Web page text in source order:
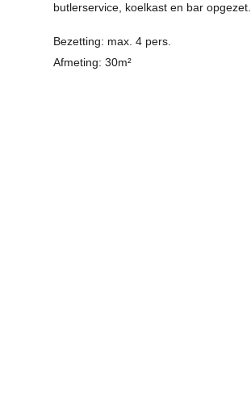
butlerservice, koelkast en bar opgezet.
Bezetting: max. 4 pers.
Afmeting: 30m²